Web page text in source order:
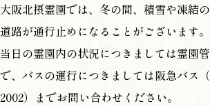
大阪北摂霊園では、冬の間、積雪や凍結の
道路が通行止めになることがございます。
当日の霊園内の状況につきましては霊園
で、バスの運行につきましては阪急バス
2002）までお問い合わせください。